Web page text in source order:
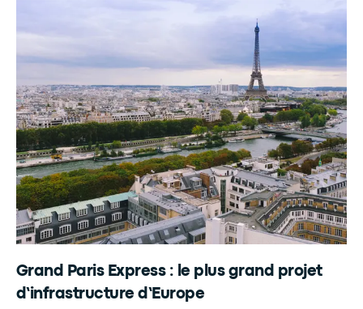
Grand Paris Express : le plus grand projet
d’infrastructure d’Europe